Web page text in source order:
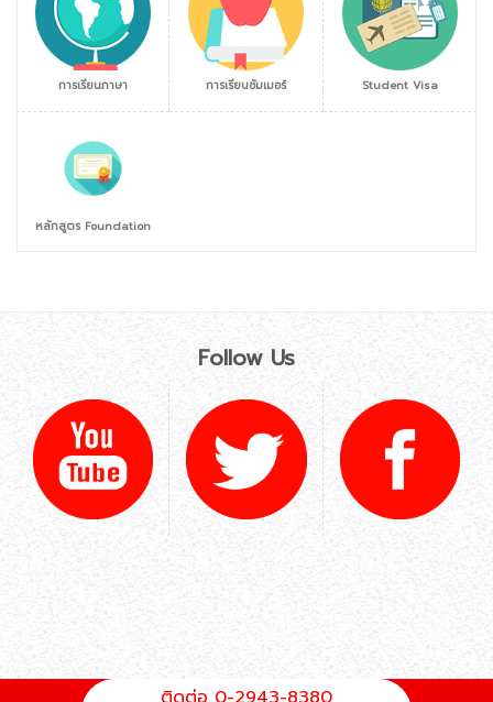
การเรียนภาษา การเรียนซัมเมอร์ Student Visa
หลักสูตร Foundation
Follow Us